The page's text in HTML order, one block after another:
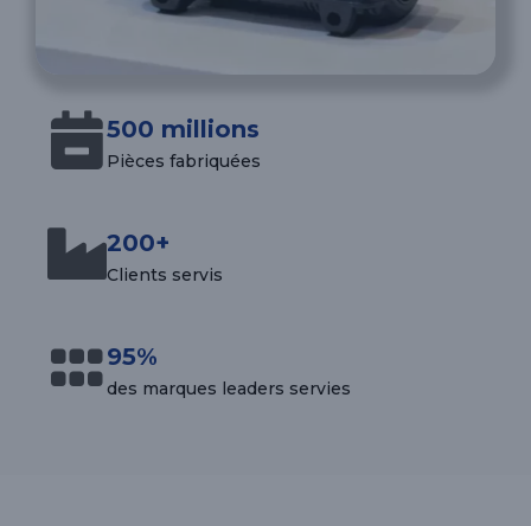
500 millions
Pièces fabriquées
200+
Clients servis
95%
des marques leaders servies